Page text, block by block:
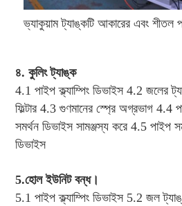
ভ্যাকুয়াম ট্যাঙ্কটি আকারের এবং শীতল
৪. কুলিং ট্যাঙ্ক
4.1 পাইপ ক্ল্যাম্পিং ডিভাইস 4.2 জলের
ফিল্টার 4.3 গুণমানের স্প্রে অগ্রভাগ 4.4
সমর্থন ডিভাইস সামঞ্জস্য করে 4.5 পাইপ
ডিভাইস
5.হোল ইউনিট বন্ধ।
5.1 পাইপ ক্ল্যাম্পিং ডিভাইস 5.2 জল